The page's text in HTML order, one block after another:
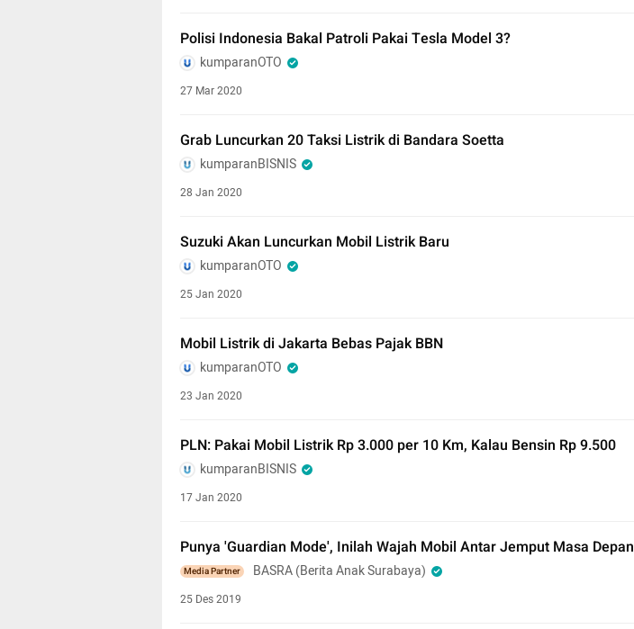
Polisi Indonesia Bakal Patroli Pakai Tesla Model 3?
kumparanOTO
27 Mar 2020
Grab Luncurkan 20 Taksi Listrik di Bandara Soetta
kumparanBISNIS
28 Jan 2020
Suzuki Akan Luncurkan Mobil Listrik Baru
kumparanOTO
25 Jan 2020
Mobil Listrik di Jakarta Bebas Pajak BBN
kumparanOTO
23 Jan 2020
PLN: Pakai Mobil Listrik Rp 3.000 per 10 Km, Kalau Bensin Rp 9.500
kumparanBISNIS
17 Jan 2020
Punya 'Guardian Mode', Inilah Wajah Mobil Antar Jemput Masa Depan
Media Partner BASRA (Berita Anak Surabaya)
25 Des 2019